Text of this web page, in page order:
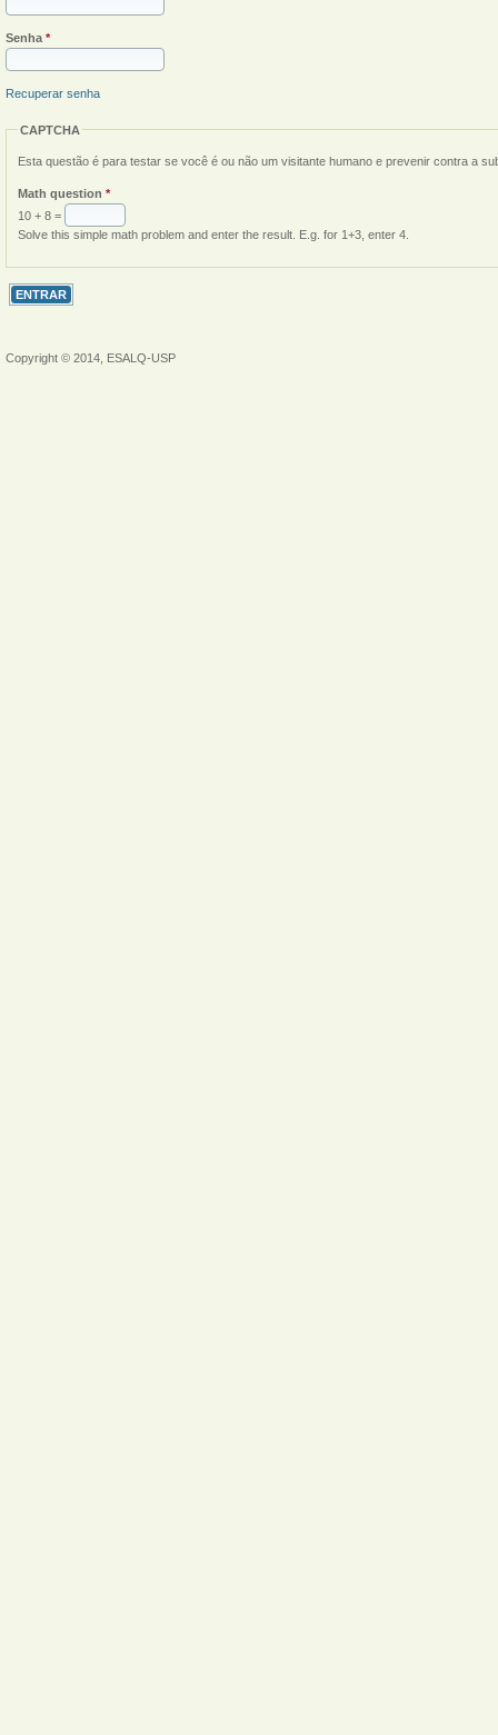
Senha *
Recuperar senha
CAPTCHA
Esta questão é para testar se você é ou não um visitante humano e prevenir contra a
Math question *
10 + 8 =
Solve this simple math problem and enter the result. E.g. for 1+3, enter 4.
Copyright © 2014, ESALQ-USP